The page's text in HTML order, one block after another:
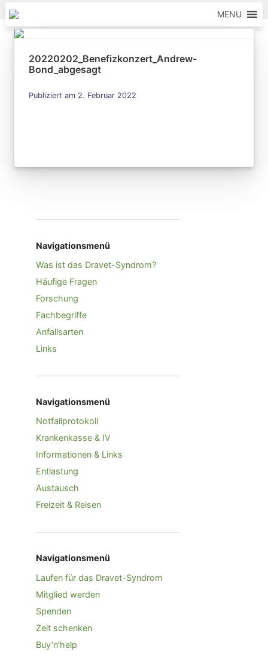
Skip to content
MENU
20220202_Benefizkonzert_Andrew-
Bond_abgesagt
Publiziert am 2. Februar 2022
Navigationsmenü
Was ist das Dravet-Syndrom?
Häufige Fragen
Forschung
Fachbegriffe
Anfallsarten
Links
Navigationsmenü
Notfallprotokoll
Krankenkasse & IV
Informationen & Links
Entlastung
Austausch
Freizeit & Reisen
Navigationsmenü
Laufen für das Dravet-Syndrom
Mitglied werden
Spenden
Zeit schenken
Buy’n’help